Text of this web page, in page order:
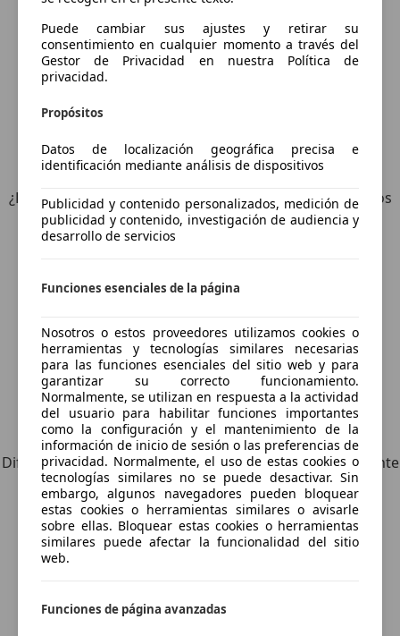
6Ofertas para Mercedes-Benz C 180
¿Desea ser informado automáticamente sobre vehículos
nuevos para su búsqueda?
Explora vehículos similares
Diferente de tus criterios de búsqueda, pero posiblemente
una coincidencia perfecta.
nuevos para su búsqueda?
Puede cambiar sus ajustes y retirar su
consentimiento en cualquier momento a través del
Gestor de Privacidad en nuestra Política de
privacidad.
Propósitos
Datos de localización geográfica precisa e
identificación mediante análisis de dispositivos
Publicidad y contenido personalizados, medición de
publicidad y contenido, investigación de audiencia y
desarrollo de servicios
Funciones esenciales de la página
Nosotros o estos proveedores utilizamos cookies o
herramientas y tecnologías similares necesarias
para las funciones esenciales del sitio web y para
garantizar su correcto funcionamiento.
Normalmente, se utilizan en respuesta a la actividad
del usuario para habilitar funciones importantes
como la configuración y el mantenimiento de la
información de inicio de sesión o las preferencias de
privacidad. Normalmente, el uso de estas cookies o
tecnologías similares no se puede desactivar. Sin
embargo, algunos navegadores pueden bloquear
estas cookies o herramientas similares o avisarle
sobre ellas. Bloquear estas cookies o herramientas
similares puede afectar la funcionalidad del sitio
web.
Funciones de página avanzadas